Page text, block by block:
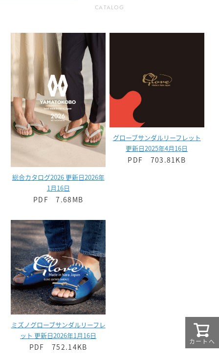
カートへ
CATALOG
総合カタログ2026 更新日2026年
1月16日
PDF 7.68MB
グローブサンダルリーフレット
更新日2025年4月16日
PDF 703.81KB
ミズノグローブサンダルリーフレ
ット 更新日2026年1月16日
PDF 752.14KB